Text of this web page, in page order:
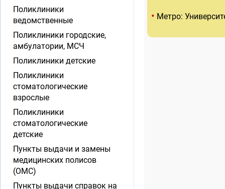
• Метро:
Поликлиники
ведомственные
Поликлиники городские,
амбулатории, МСЧ
Поликлиники детские
Поликлиники
стоматологические
взрослые
Поликлиники
стоматологические
детские
Пункты выдачи и замены
медицинских полисов
(ОМС)
Пункты выдачи справок на